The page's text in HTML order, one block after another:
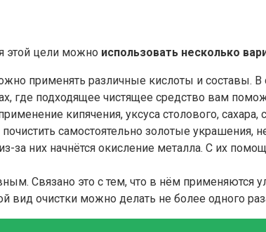
этой цели можно использовать несколько
применять различные кислоты и составы. В
подходящее чистящее средство вам
кипячения, уксуса столового,
самостоятельно золотые украшения,
за них начнётся окисление металла. С их
Связано это с тем, что в нём применяются
вид очистки можно делать не более одного